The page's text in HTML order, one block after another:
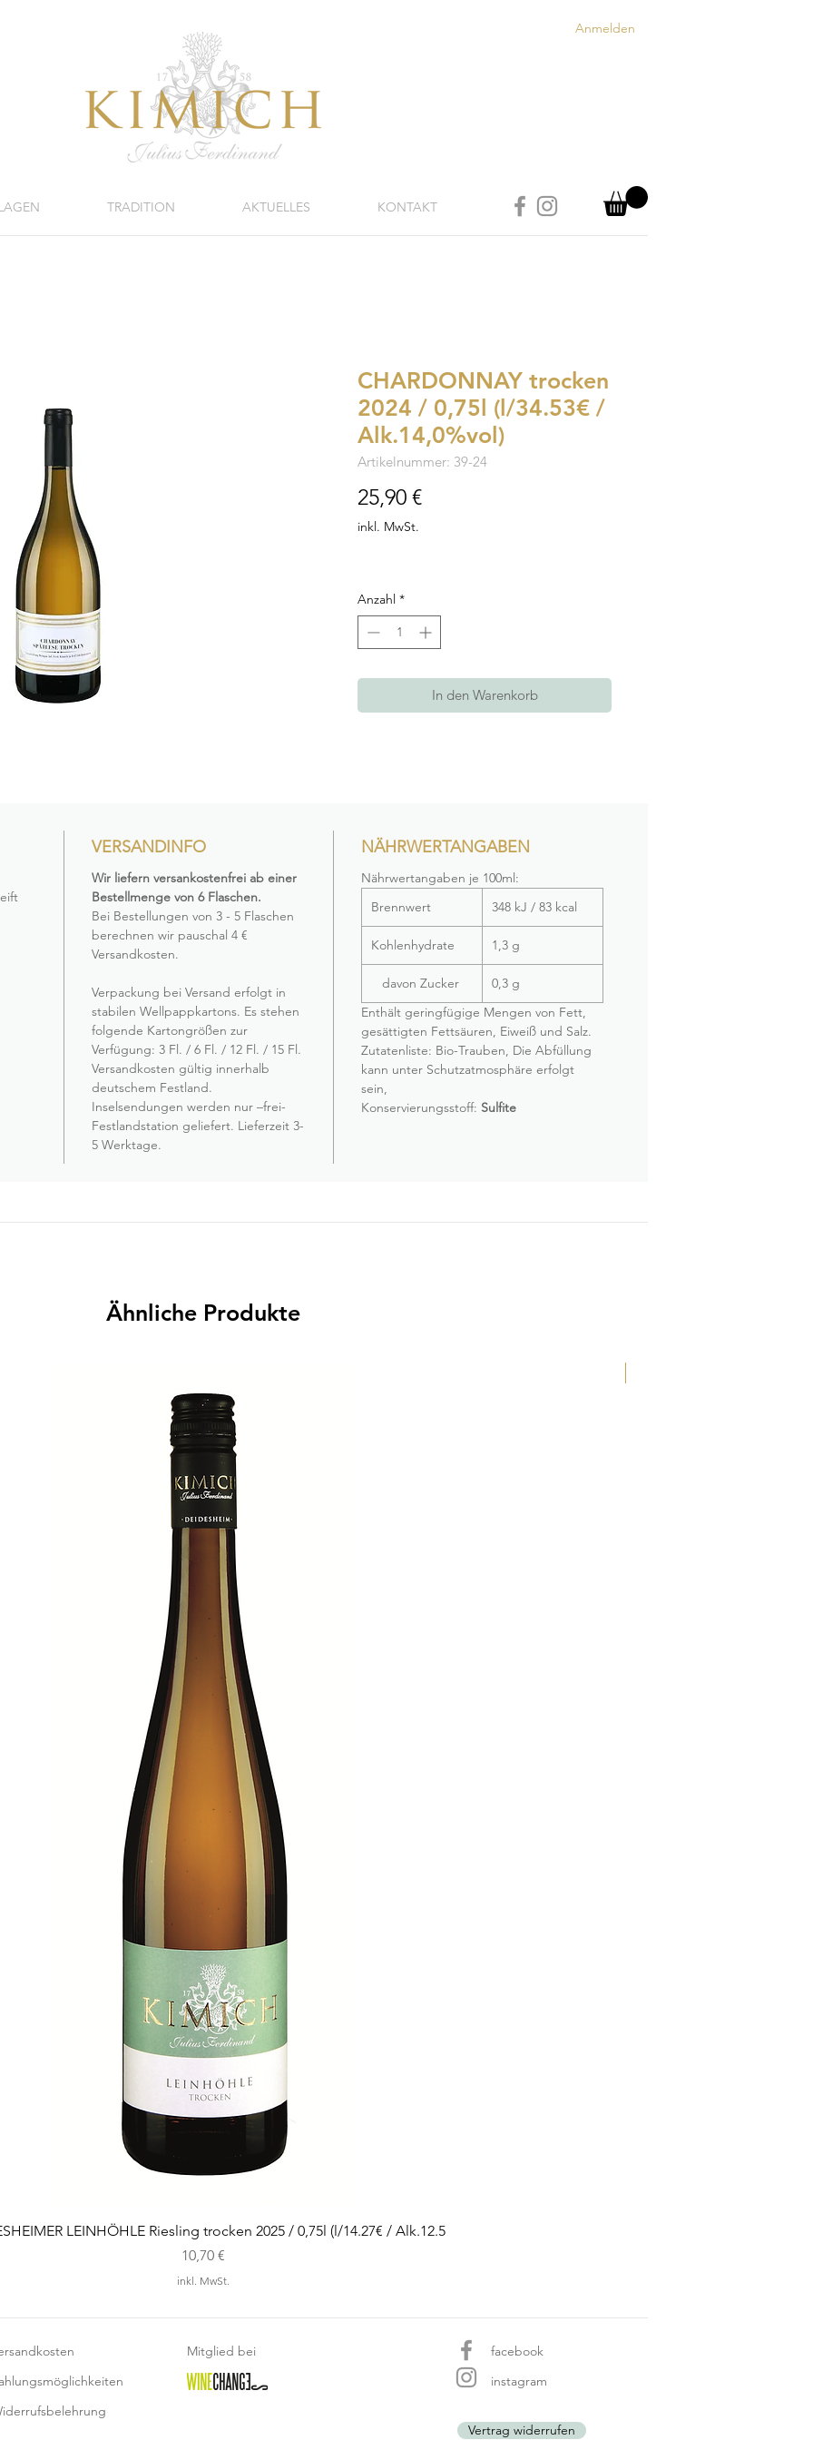
TRADITION AKTUELLES KONTAKT
Anmelden
CHARDONNAY trocken
2024 / 0,75l (l/34.53€ /
Alk.14,0%vol)
Artikelnummer: 39-24
25,90 €Preis
inkl. MwSt.
Anzahl *
In den Warenkorb
VERSANDINFO
Wir liefern versankostenfrei ab einer
Bestellmenge von 6 Flaschen.
Bei Bestellungen von 3 - 5 Flaschen
berechnen wir pauschal 4 €
Versandkosten.
Verpackung bei Versand erfolgt in
stabilen Wellpappkartons. Es stehen
folgende Kartongrößen zur
Verfügung: 3 Fl. / 6 Fl. / 12 Fl. / 15 Fl.
Versandkosten gültig innerhalb
deutschem Festland.
Inselsendungen werden nur –frei-
Festlandstation geliefert. Lieferzeit 3-
5 Werktage.
NÄHRWERTANGABEN
Nährwertangaben je 100ml:
Brennwert
348 kJ / 83 kcal
Kohlenhydrate 1,3 g
davon Zucker
0,3 g
Enthält geringfügige Mengen von Fett,
gesättigten Fettsäuren, Eiweiß und Salz.
Zutatenliste: Bio-Trauben, Die Abfüllung
kann unter Schutzatmosphäre erfolgt
sein,
Konservierungsstoff: Sulfite
Ähnliche Produkte
LEINHÖHLE Riesling trocken 2025 / 0,75l (l/14.27€ / Alk.12.5
Preis
10,70 €
inkl. MwSt.
Mitglied bei
facebook
instagram
Vertrag widerrufen